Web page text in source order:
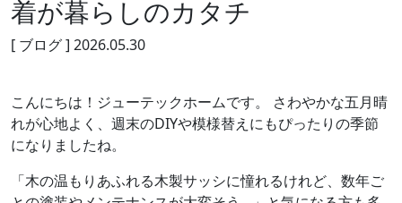
着が暮らしのカタチ
[ ブログ ] 2026.05.30
こんにちは！ジューテックホームです。 さわやかな五月晴
れが心地よく、週末のDIYや模様替えにもぴったりの季節
になりましたね。
「木の温もりあふれる木製サッシに憧れるけれど、数年ご